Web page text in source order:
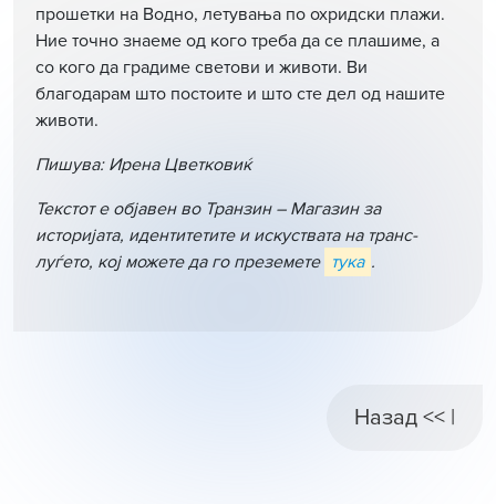
прошетки на Водно, летувања по охридски плажи.
Ние точно знаеме од кого треба да се плашиме, а
со кого да градиме светови и животи. Ви
благодарам што постоите и што сте дел од нашите
животи.
Пишува: Ирена Цветковиќ
Текстот е објавен во Транзин – Магазин за
историјата, идентитетите и искуствата на транс-
луѓето, кој можете да го преземете тука .
Назад << |